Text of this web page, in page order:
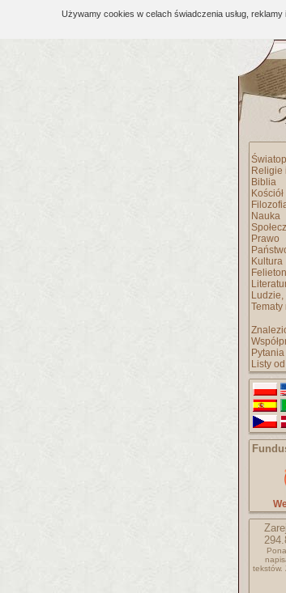
Używamy cookies w celach świadczenia usług,
Religie
Biblia
Nauka
Prawo
Kultura
Ludzie,
Tematy
Listy
tekstów.